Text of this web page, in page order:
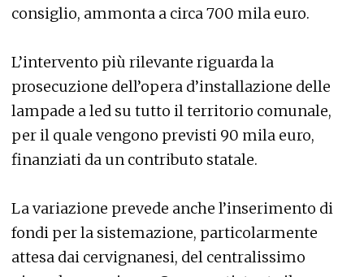
consiglio, ammonta a circa 700 mila euro.
L’intervento più rilevante riguarda la
prosecuzione dell’opera d’installazione delle
lampade a led su tutto il territorio comunale,
per il quale vengono previsti 90 mila euro,
finanziati da un contributo statale.
La variazione prevede anche l’inserimento di
fondi per la sistemazione, particolarmente
attesa dai cervignanesi, del centralissimo